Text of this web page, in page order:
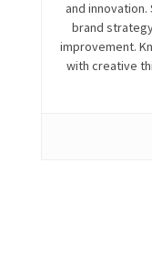
and
brand
improvement.
with creative